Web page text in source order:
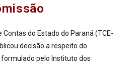
Contas do Estado do Paraná (TCE-
decisão a respeito do
pelo Instituto dos